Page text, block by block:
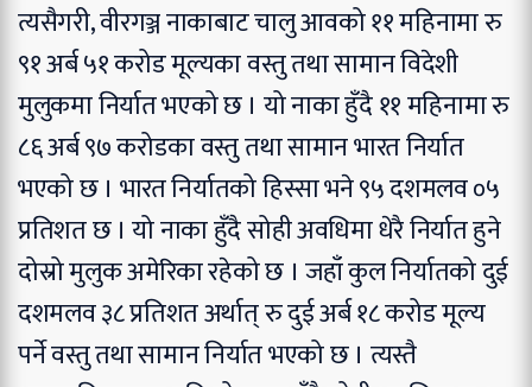
त्यसैगरी, वीरगञ्ज नाकाबाट चालु आवको ११ महिनामा रु
९१ अर्ब ५१ करोड मूल्यका वस्तु तथा सामान विदेशी
मुलुकमा निर्यात भएको छ । यो नाका हुँदै ११ महिनामा रु
८६ अर्ब ९७ करोडका वस्तु तथा सामान भारत निर्यात
भएको छ । भारत निर्यातको हिस्सा भने ९५ दशमलव ०५
प्रतिशत छ । यो नाका हुँदै सोही अवधिमा धेरै निर्यात हुने
दोस्रो मुलुक अमेरिका रहेको छ । जहाँ कुल निर्यातको दुई
दशमलव ३८ प्रतिशत अर्थात् रु दुई अर्ब १८ करोड मूल्य
पर्ने वस्तु तथा सामान निर्यात भएको छ । त्यस्तै